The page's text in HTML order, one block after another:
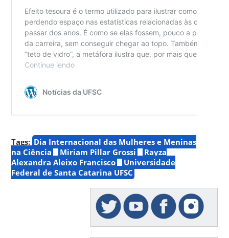
Tags: Dia Internacional das Mulheres e Meninas
na Ciência
Miriam Pillar Grossi
Rayza
Alexandra Aleixo Francisco
Universidade
Federal de Santa Catarina UFSC